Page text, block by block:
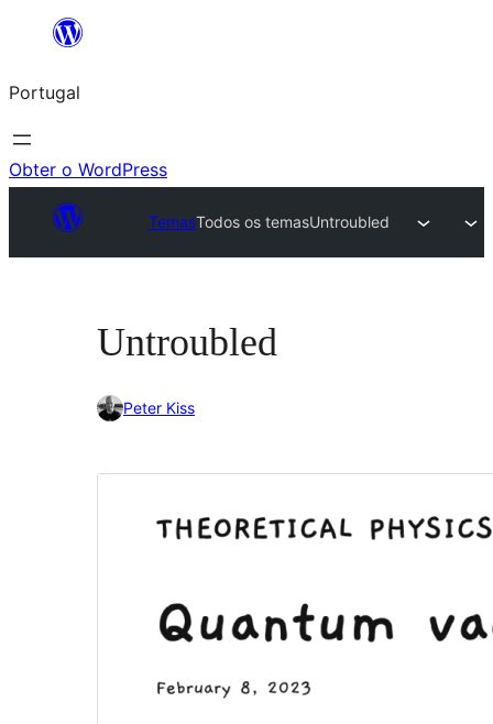
Saltar
o
conteúdo
Portugal
Obter o WordPress
TemasTodos os temasUntroubled
Untroubled
Peter Kiss